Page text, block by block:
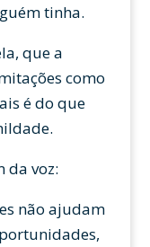
tinha.
que a
como
é do que
da voz:
não ajudam